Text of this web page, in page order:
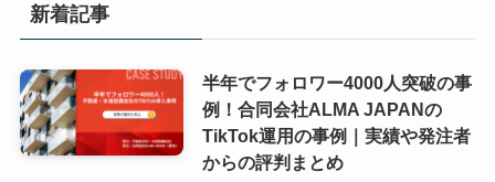
新着記事
半年でフォロワー4000人突破の事
例！合同会社ALMA JAPANの
TikTok運用の事例｜実績や発注者
からの評判まとめ